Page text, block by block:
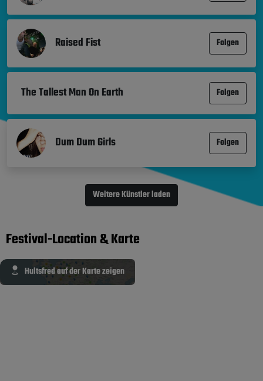
Raised Fist Folgen
The Tallest Man On Earth Folgen
Dum Dum Girls Folgen
Weitere Künstler laden
Festival-Location & Karte
Hultsfred auf der Karte zeigen